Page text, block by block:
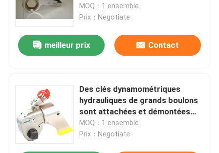
MOQ：1 ensemble
Prix：Negotiate
meilleur prix Contact
Des clés dynamométriques
hydrauliques de grands boulons
sont attachées et démontées
utilisant le poids léger en
aluminium
MOQ：1 ensemble
Prix：Negotiate